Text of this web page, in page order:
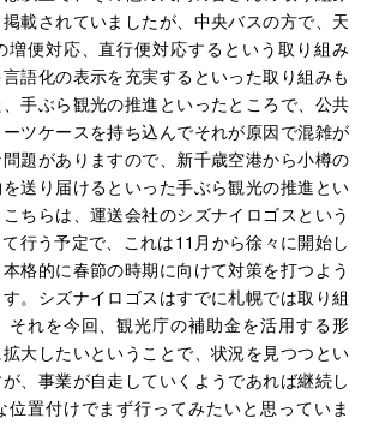
載されていましたが、中央バスの方で、天
増便対応、直行便対応するという取り組み
語化の表示を充実するといった取り組みも
手ぶら観光の推進といったところで、公共
ツケースを持ち込んでそれが原因で混雑が
題がありますので、新千歳空港から小樽の
送り届けるといった手ぶら観光の推進とい
ちらは、運送会社のシズナイロゴスという
行う予定で、これは11月から徐々に開始し
格的に春節の時期に向けて対策を打つよう
。シズナイロゴスはすでに札幌では取り組
それを今回、観光庁の補助金を活用する形
大したいということで、状況を見つつとい
、事業が自走していくようであれば継続し
置付けでまず行ってみたいと思っていま